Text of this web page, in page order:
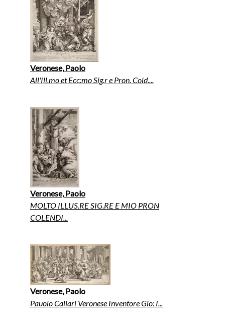
Veronese, Paolo
All'Ill.mo et Ecc:mo Sig.r e Pron. Cold....
Veronese, Paolo
MOLTO ILLUS.RE SIG.RE E MIO PRON
COLENDI...
Veronese, Paolo
Pauolo Caliari Veronese Inventore Gio: I...